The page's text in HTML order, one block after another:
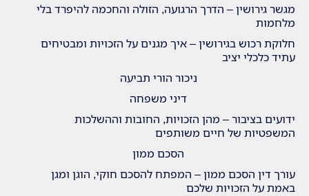
מגשר גירושין – הדרך הרגועה, הזולה והחכמה להיפרד בלי
מלחמות
חלוקת רכוש בגירושין – איך מגנים על הזכויות ומבטיחים
עתיד כלכלי יציב
ניכור הורי תביעה
דיני משפחה
ידועים בציבור – מהן הזכויות, החובות וההשלכות
המשפטיות של חיים משותפים
הסכם ממון
עורך דין הסכם ממון – המפתח להסכם חוקי, הוגן ומגן
באמת על הזכויות שלכם